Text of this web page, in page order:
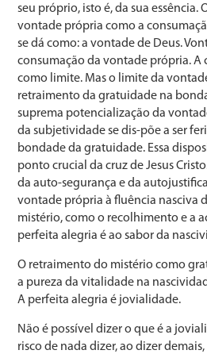
seu próprio, isto é, da sua essência.
vontade própria como a
se dá como: a vontade de Deus.
consumação da vontade própria. A
como limite. Mas o limite da
retraimento da gratuidade na
suprema potencialização da
da subjetividade se dis-põe a ser
bondade da gratuidade. Essa
ponto crucial da cruz de Jesus
da auto-segurança e da
vontade própria à fluência nasciva
mistério, como o recolhimento e a
perfeita alegria é ao sabor da
O retraimento do mistério como
a pureza da vitalidade na
A perfeita alegria é jovialidade.
Não é possível dizer o que é a
risco de nada dizer, ao dizer